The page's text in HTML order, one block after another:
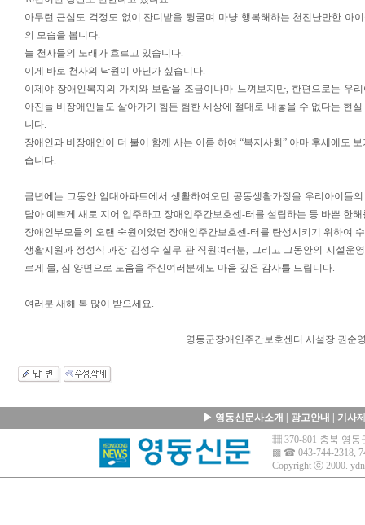
아무런 근심도 걱정도 없이 잔디밭을 뒹굴며 마냥 행복해하는 천진난만한 아
의 모습을 봅니다.
늘 천사들의 노래가 흐르고 있습니다.
이게 바로 천사의 낙원이 아닌가 싶습니다.
이제야 장애인복지의 가치와 보람을 조금이나마 느껴보지만, 한편으로는 우
아진들 비장애인들도 살아가기 힘든 험한 세상에 절대로 내놓을 수 없다는 현
니다.
장애인과 비장애인이 더 불어 함께 사는 이름 하여 “복지사회” 아마 후세에도
습니다.
금년에는 그동안 임대아파트에서 생활하여오던 공동생활가정을 우리아이들
담아 예쁘게 새로 지어 입주하고 장애인주간보호센-터를 설립하는 등 바쁜 한
장애인부모들의 오랜 숙원이었던 장애인주간보호센-터를 탄생시키기 위하여
생활지원과 정성식 과장 김성수 실무 관 직원여러분, 그리고 그동안의 시설운
르게 물, 심 양면으로 도움을 주신여러분께도 마음 깊은 감사를 드립니다.
여러분 새해 복 많이 받으세요.
영동군장애인주간보호센터 시설장 권순
▶ 영동신문사소개 광고안내
기사
▦ 370-801 충북 영
▩ ☎ 043-744-2318,
Copyright ⓒ 2000.